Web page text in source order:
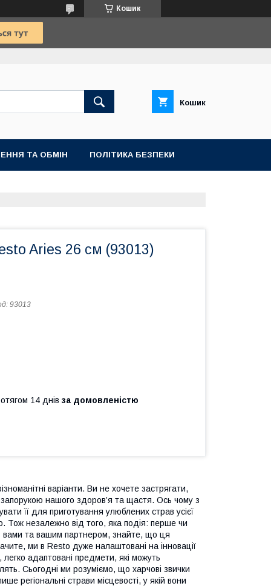
Кошик
Кошик
ТА ОБМІН ПОЛІТИКА БЕЗПЕКИ
Aries 26 см (93013)
93013
14 днів за домовленістю
варіанти. Ви не хочете застрягати,
нашого здоров’я та щастя. Ось чому з
її для приготування улюблених страв усієї
Тож незалежно від того, яка подія: перше чи
вами та вашим партнером, знайте, що ця
ми в Resto дуже налаштовані на інновації
адаптовані предмети, які можуть
Сьогодні ми розуміємо, що харчові звички
регіональні страви місцевості, у якій вони